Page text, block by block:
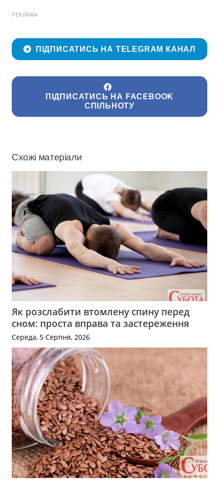
РЕКЛАМА
ПІДПИСАТИСЬ НА TELEGRAM КАНАЛ
ПІДПИСАТИСЬ НА FACEBOOK
СПІЛЬНОТУ
Схожі матеріали
Як розслабити втомлену спину перед
сном: проста вправа та застереження
Середа, 5 Серпня, 2026